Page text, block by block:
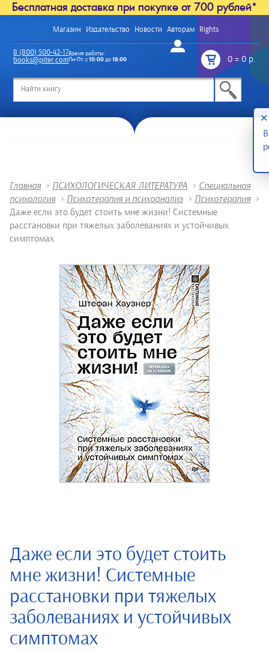
Бесплатная доставка при покупке от 700 рублей*
Магазин Издательство Новости Авторам Rights
Войти
0=0 р.
8 (800) 500-42-17
books@piter.com
Время работы:
Пн-Пт: с10:00до18:00
Главная > ПСИХОЛОГИЧЕСКАЯ ЛИТЕРАТУРА > Специальная
психология > Психотерапия и психоанализ > Психотерапия >
Даже если это будет стоить мне жизни! Системные
расстановки при тяжелых заболеваниях и устойчивых
симптомах
Даже если это будет стоить
мне жизни! Системные
расстановки при тяжелых
заболеваниях и устойчивых
симптомах
✕